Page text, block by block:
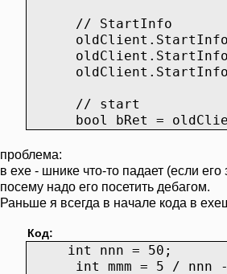
// StartInfo
// start
bool bRet =
проблема:
в ехе - шнике что-то падает (если его
посему надо его посетить дебагом.
Раньше я всегда в начале кода в
Код:
int nnn = 50;
int mmm = 5 / nnn